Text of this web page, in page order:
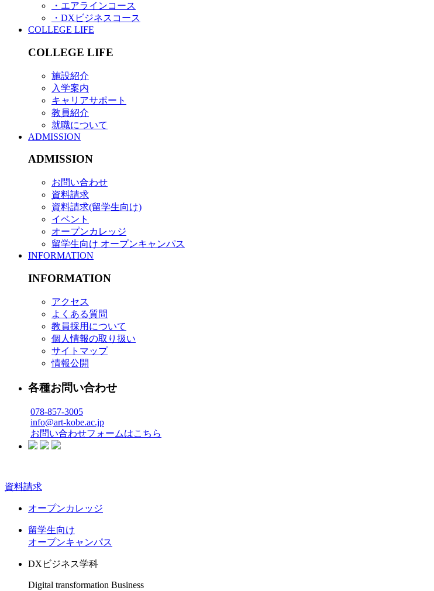
・エアラインコース
・DXビジネスコース
COLLEGE LIFE
COLLEGE LIFE
施設紹介
入学案内
キャリアサポート
教員紹介
就職について
ADMISSION
ADMISSION
お問い合わせ
資料請求
資料請求(留学生向け)
イベント
オープンカレッジ
留学生向け オープンキャンパス
INFORMATION
INFORMATION
アクセス
よくある質問
教員採用について
個人情報の取り扱い
サイトマップ
情報公開
各種お問い合わせ
078-857-3005
info@art-kobe.ac.jp
お問い合わせフォームはこちら
資料請求
オープンカレッジ
留学生向け
オープンキャンパス
DXビジネス学科
Digital transformation Business